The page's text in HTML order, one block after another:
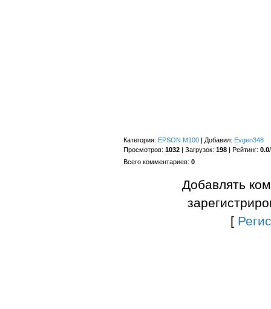
Категория: EPSON M100 Добавил: Evgen348
Просмотров: 1032 Загрузок: 198 Рейтинг: 0.0/
Всего комментариев: 0
Добавлять
[